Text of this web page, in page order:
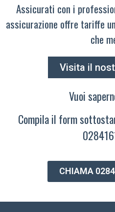
Assicurati con i
assicurazione offre tariffe
che
Visita il
Vuoi
Compila il form
CHIAMA